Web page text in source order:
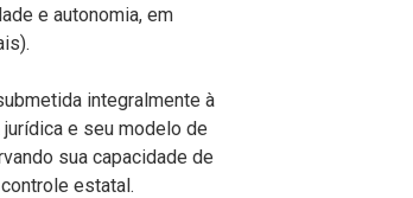
e autonomia, em
integralmente à
jurídica e seu modelo de
sua capacidade de
estatal.